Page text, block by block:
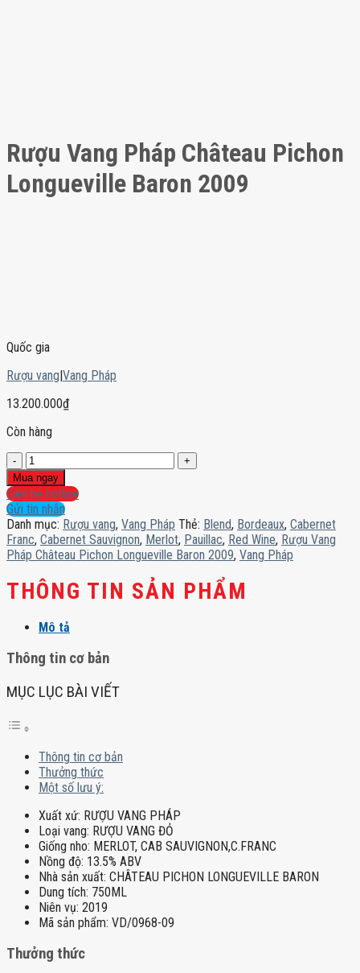
Rượu Vang Pháp Château Pichon
Longueville Baron 2009
Quốc gia
Rượu vang|Vang Pháp
13.200.000₫
Còn hàng
Rượu
Vang
Pháp
Château
Pichon
Longueville
Baron
2009
số
lượng
Mua ngay
Liên hệ hotline
Gửi tin nhắn
Danh mục: Rượu vang, Vang Pháp Thẻ: Blend, Bordeaux, Cabernet
Franc, Cabernet Sauvignon, Merlot, Pauillac, Red Wine, Rượu Vang
Pháp Château Pichon Longueville Baron 2009, Vang Pháp
THÔNG TIN SẢN PHẨM
Mô tả
Thông tin cơ bản
MỤC LỤC BÀI VIẾT
Thông tin cơ bản
Thưởng thức
Một số lưu ý:
Xuất xứ: RƯỢU VANG PHÁP
Loại vang: RƯỢU VANG ĐỎ
Giống nho: MERLOT, CAB SAUVIGNON,C.FRANC
Nồng độ: 13.5% ABV
Nhà sản xuất: CHÂTEAU PICHON LONGUEVILLE BARON
Dung tích: 750ML
Niên vụ: 2019
Mã sản phẩm: VD/0968-09
Thưởng thức